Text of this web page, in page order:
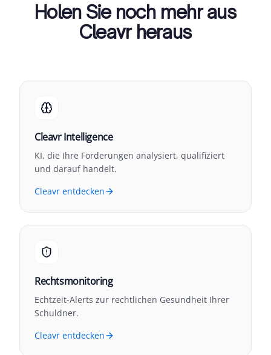
Holen Sie noch mehr aus
Cleavr heraus
Cleavr Intelligence
KI, die Ihre Forderungen analysiert, qualifiziert
und darauf handelt.
Cleavr entdecken
Rechtsmonitoring
Echtzeit-Alerts zur rechtlichen Gesundheit Ihrer
Schuldner.
Cleavr entdecken